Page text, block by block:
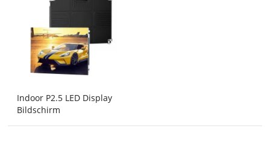
Indoor P2.5 LED Display
Bildschirm